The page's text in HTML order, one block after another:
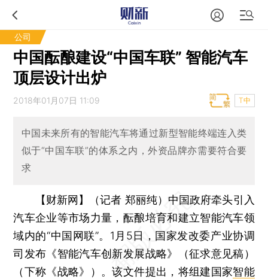
公司
中国酝酿建设“中国车联” 智能汽车
顶层设计出炉
2018年01月07日 11:09 T中
中国未来所有的智能汽车将通过新型智能终端连入类
似于“中国车联”的体系之内，外资品牌亦需要符合要
求
【财新网】（记者 郑丽纯） 中国政府牵头引入
汽车企业等市场力量，酝酿培育和建立智能汽车领
域内的“中国网联”。1月5日，国家发改委产业协调
司发布《智能汽车创新发展战略》（征求意见稿）
（下称《战略》）。该文件提出，将组建国家智能